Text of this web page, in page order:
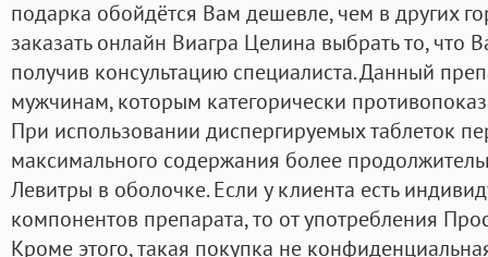
подарка обойдётся Вам дешевле, чем в других
заказать онлайн Виагра Целина выбрать то, что
получив консультацию специалиста. Данный
мужчинам, которым категорически
При использовании диспергируемых таблеток
максимального содержания более
Левитры в оболочке. Если у клиента есть
компонентов препарата, то от употребления
Кроме этого, такая покупка не